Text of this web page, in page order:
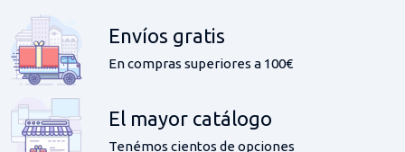
Envíos gratis
En compras superiores a 100€
El mayor catálogo
Tenémos cientos de opciones